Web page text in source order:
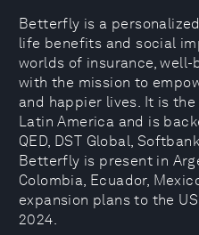
Betterfly is a
life benefits and social
worlds of insurance,
with the mission to
and happier lives. It is
Latin America and is
QED, DST Global,
Betterfly is present in
Colombia, Ecuador,
expansion plans to the
2024.